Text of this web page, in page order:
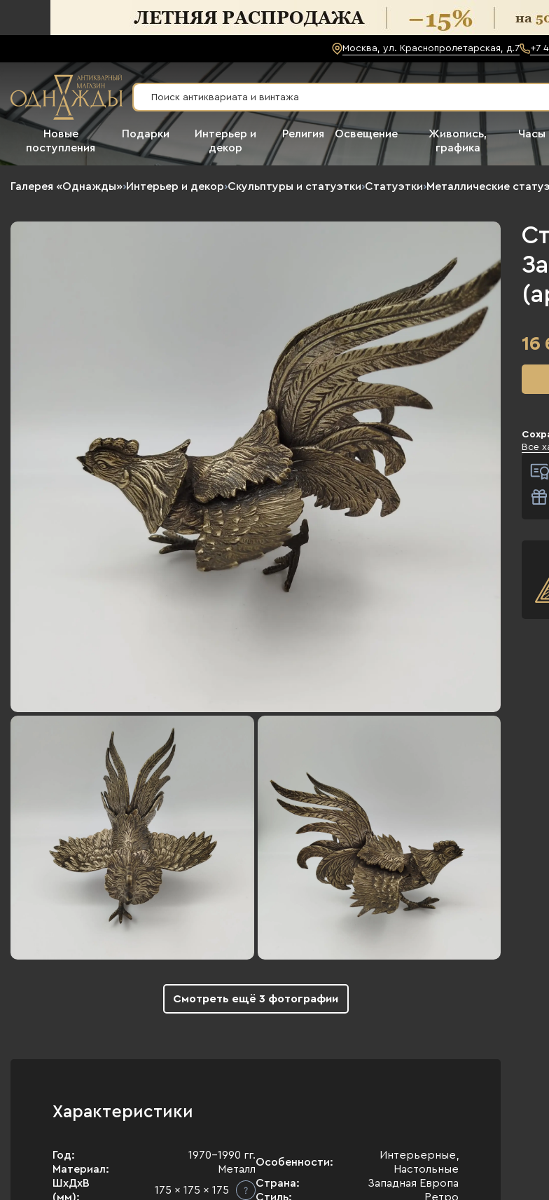
Москва, ул. Краснопролетарская, д.7 +7
Новые
поступления
Подарки
Интерьер и
декор
Религия Освещение
Живопись,
графика
Часы
Галерея «Однажды»›Интерьер и декор›Скульптуры и статуэтки›Статуэтки›Металлические
Смотреть ещё 3 фотографии
16
Все
Характеристики
Год:
1970-1990 гг.
Материал:
Металл
ШхДхВ
(мм):
175 x 175 x 175
Особенности:
Интерьерные,
Настольные
Страна:
Западная Европа
Стиль:
Ретро